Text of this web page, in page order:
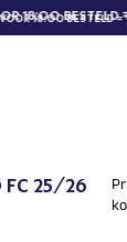
18:00 BESTELD =
18:00 BESTELD =
FC 25/26